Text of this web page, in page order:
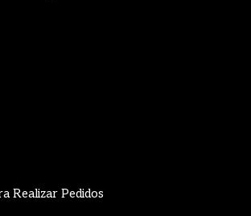
Realizar Pedidos